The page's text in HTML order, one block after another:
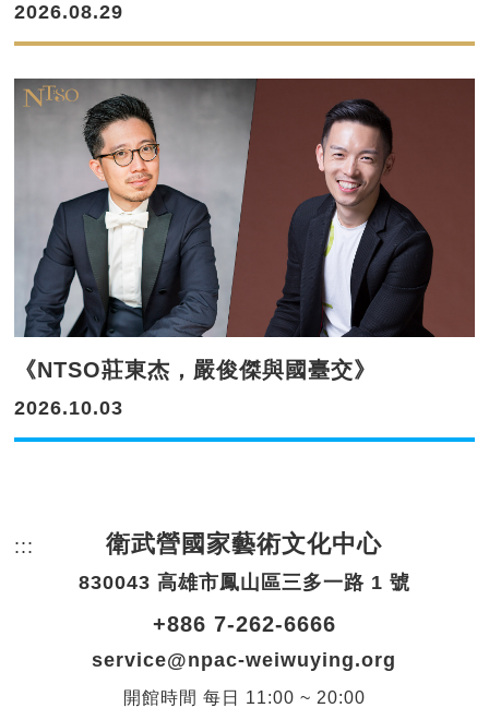
2026.08.29
《NTSO莊東杰，嚴俊傑與國臺交》
2026.10.03
::: 頁尾網站資訊。
衛武營國家藝術文化中心
830043 高雄市鳳山區三多一路 1 號
+886 7-262-6666
service@npac-weiwuying.org
開館時間 每日 11:00 ~ 20:00